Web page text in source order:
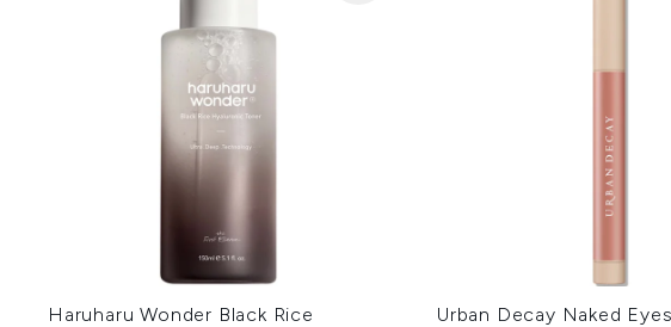
Haruharu Wonder Black Rice
Urban Decay Naked